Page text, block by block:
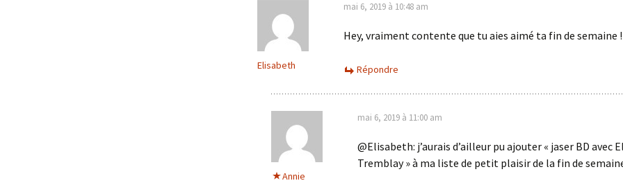
Elisabeth
mai 6, 2019 à 10:48 am
Hey, vraiment contente que tu aies aimé ta fin de semaine
Répondre
Annie
mai 6, 2019 à 11:00 am
@Elisabeth: j’aurais d’ailleur pu ajouter « jaser BD avec
Tremblay » à ma liste de petit plaisir de la fin de